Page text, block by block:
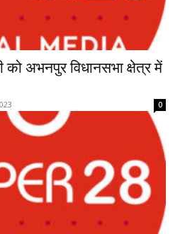
अभनपुर विधानसभा क्षेत्र में
0